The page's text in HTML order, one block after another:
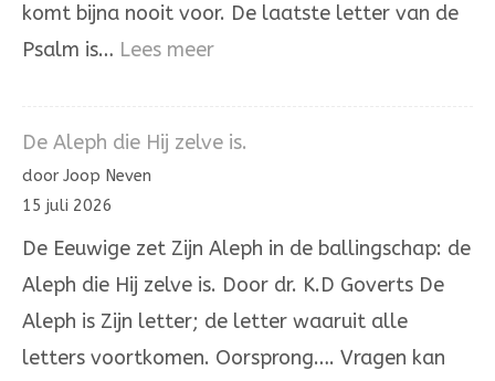
komt bijna nooit voor. De laatste letter van de
Psalm is… Lees meer:
De Aleph die Hij zelve is.
door Joop Neven
15 juli 2026
De Eeuwige zet Zijn Aleph in de ballingschap: de
Aleph die Hij zelve is. Door dr. K.D Goverts De
Aleph is Zijn letter; de letter waaruit alle
letters voortkomen. Oorsprong…. Vragen kan